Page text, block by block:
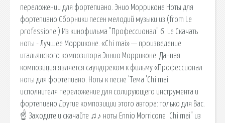
переложении для фортепиано. Энио Морриконе Ноты для
фортепиано Сборники песен мелодий музыки из (from Le
professionel) Из кинофильма "Профессионал" 6. Le Скачать
ноты - Лучшее Морриконе. «Chi mai» — произведение
итальянского композитора Эннио Морриконе. Данная
композиция является саундтреком к фильму «Профессионал
ноты для фортепиано. Ноты к песне 'Тема 'Chi mai'
исполнителя переложение для солирующего инструмента и
фортепиано Другие композиции этого автора: только для Вас.
☝ Заходите и скачайте ♫♪ ноты Ennio Morricone "Chi mai" из